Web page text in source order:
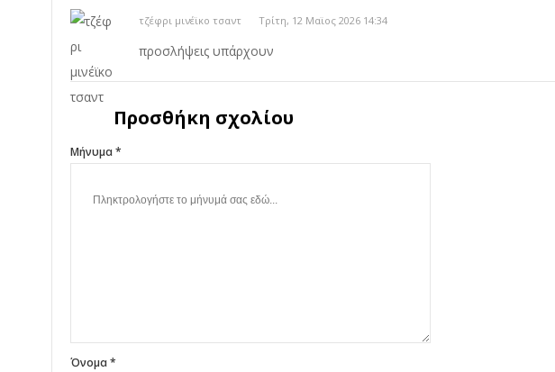
τζέφρι μινέϊκο τσαντ Τρίτη, 12 Μαϊος 2026 14:34
προσλήψεις υπάρχουν
Προσθήκη σχολίου
Μήνυμα *
Όνομα *